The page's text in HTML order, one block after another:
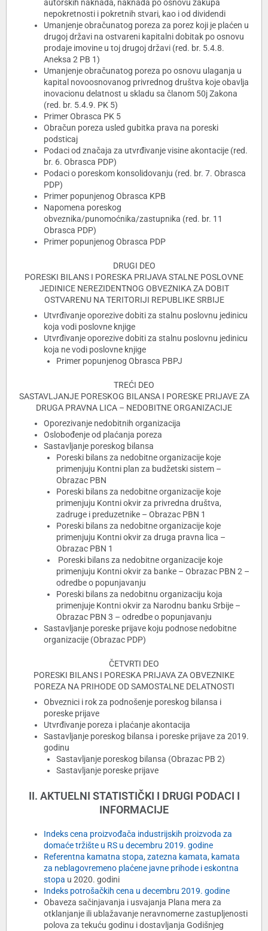
autorskih naknada, naknada po osnovu zakupa
nepokretnosti i pokretnih stvari, kao i od dividendi
Umanjenje obračunatog poreza za porez koji je plaćen u
drugoj državi na ostvareni kapitalni dobitak po osnovu
prodaje imovine u toj drugoj državi (red. br. 5.4.8.
Aneksa 2 PB 1)
Umanjenje obračunatog poreza po osnovu ulaganja u
kapital novoosnovanog privrednog društva koje obavlja
inovacionu delatnost u skladu sa članom 50j Zakona
(red. br. 5.4.9. PK 5)
Primer Obrasca PK 5
Obračun poreza usled gubitka prava na poreski
podsticaj
Podaci od značaja za utvrđivanje visine akontacije (red.
br. 6. Obrasca PDP)
Podaci o poreskom konsolidovanju (red. br. 7. Obrasca
PDP)
Primer popunjenog Obrasca KPB
Napomena poreskog
obveznika/punomoćnika/zastupnika (red. br. 11
Obrasca PDP)
Primer popunjenog Obrasca PDP
DRUGI DEO
PORESKI BILANS I PORESKA PRIJAVA STALNE POSLOVNE
JEDINICE NEREZIDENTNOG OBVEZNIKA ZA DOBIT
OSTVARENU NA TERITORIJI REPUBLIKE SRBIJE
Utvrđivanje oporezive dobiti za stalnu poslovnu jedinicu
koja vodi poslovne knjige
Utvrđivanje oporezive dobiti za stalnu poslovnu jedinicu
koja ne vodi poslovne knjige
Primer popunjenog Obrasca PBPJ
TREĆI DEO
SASTAVLJANJE PORESKOG BILANSA I PORESKE PRIJAVE ZA
DRUGA PRAVNA LICA – NEDOBITNE ORGANIZACIJE
Oporezivanje nedobitnih organizacija
Oslobođenje od plaćanja poreza
Sastavljanje poreskog bilansa
Poreski bilans za nedobitne organizacije koje
primenjuju Kontni plan za budžetski sistem –
Obrazac PBN
Poreski bilans za nedobitne organizacije koje
primenjuju Kontni okvir za privredna društva,
zadruge i preduzetnike – Obrazac PBN 1
Poreski bilans za nedobitne organizacije koje
primenjuju Kontni okvir za druga pravna lica –
Obrazac PBN 1
Poreski bilans za nedobitne organizacije koje
primenjuju Kontni okvir za banke – Obrazac PBN 2 –
odredbe o popunjavanju
Poreski bilans za nedobitnu organizaciju koja
primenjuje Kontni okvir za Narodnu banku Srbije –
Obrazac PBN 3 – odredbe o popunjavanju
Sastavljanje poreske prijave koju podnose nedobitne
organizacije (Obrazac PDP)
ČETVRTI DEO
PORESKI BILANS I PORESKA PRIJAVA ZA OBVEZNIKE
POREZA NA PRIHODE OD SAMOSTALNE DELATNOSTI
Obveznici i rok za podnošenje poreskog bilansa i
poreske prijave
Utvrđivanje poreza i plaćanje akontacija
Sastavljanje poreskog bilansa i poreske prijave za 2019.
godinu
Sastavljanje poreskog bilansa (Obrazac PB 2)
Sastavljanje poreske prijave
II. AKTUELNI STATISTIČKI I DRUGI PODACI I
INFORMACIJE
Indeks cena proizvođača industrijskih proizvoda za
domaće tržište u RS u decembru 2019. godine
Referentna kamatna stopa, zatezna kamata, kamata
za neblagovremeno plaćene javne prihode i eskontna
stopa u 2020. godini
Indeks potrošačkih cena u decembru 2019. godine
Obaveza sačinjavanja i usvajanja Plana mera za
otklanjanje ili ublažavanje neravnomerne zastupljenosti
polova za tekuću godinu i dostavljanja Godišnjeg